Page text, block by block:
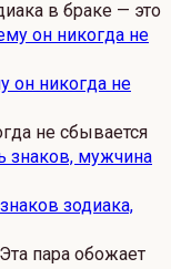
в браке — это
он никогда не
не сбывается
зодиака,
пара обожает